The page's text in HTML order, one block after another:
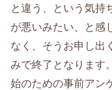
と違う、という気持
が悪いみたい、と感
なく、そうお申し出
みで終了となります
始のための事前アン